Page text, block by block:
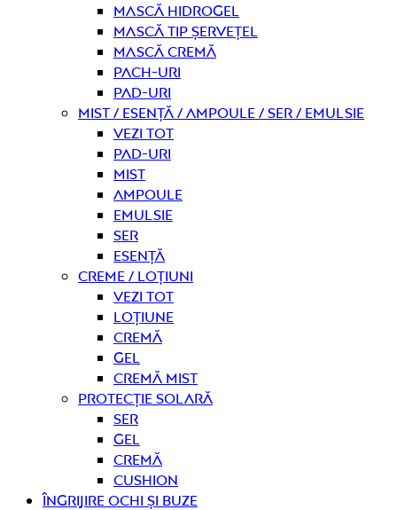
Mască hidrogel
Mască tip șervețel
Mască Cremă
Pach-uri
Pad-uri
Mist / Esență / Ampoule / Ser / Emulsie
Vezi tot
Pad-uri
Mist
Ampoule
Emulsie
Ser
Esență
Creme / Loțiuni
Vezi tot
Loțiune
Cremă
Gel
Cremă mist
Protecție solară
Ser
Gel
Cremă
Cushion
Îngrijire OCHI ȘI BUZE